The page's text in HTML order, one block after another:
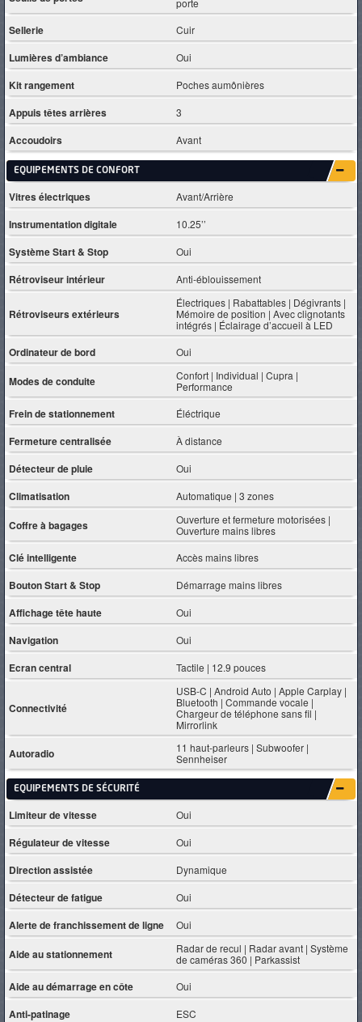
porte
Sellerie Cuir
Lumières d’ambiance Oui
Kit rangement Poches aumônières
Appuis têtes arrières 3
Accoudoirs Avant
EQUIPEMENTS DE CONFORT
Vitres électriques Avant/Arrière
Instrumentation digitale 10.25’’
Système Start & Stop Oui
Rétroviseur intérieur Anti-éblouissement
Rétroviseurs extérieurs
Électriques | Rabattables | Dégivrants |
Mémoire de position | Avec clignotants
intégrés | Éclairage d’accueil à LED
Ordinateur de bord Oui
Modes de conduite
Confort | Individual | Cupra |
Performance
Frein de stationnement Éléctrique
Fermeture centralisée À distance
Détecteur de pluie Oui
Climatisation Automatique | 3 zones
Coffre à bagages
Ouverture et fermeture motorisées |
Ouverture mains libres
Clé intelligente Accès mains libres
Bouton Start & Stop Démarrage mains libres
Affichage tête haute Oui
Navigation Oui
Ecran central Tactile | 12.9 pouces
Connectivité
USB-C | Android Auto | Apple Carplay |
Bluetooth | Commande vocale |
Chargeur de téléphone sans fil |
Mirrorlink
Autoradio
11 haut-parleurs | Subwoofer |
Sennheiser
EQUIPEMENTS DE SÉCURITÉ
Limiteur de vitesse Oui
Régulateur de vitesse Oui
Direction assistée Dynamique
Détecteur de fatigue Oui
Alerte de franchissement de ligne Oui
Aide au stationnement
Radar de recul | Radar avant | Système
de caméras 360 | Parkassist
Aide au démarrage en côte Oui
Anti-patinage ESC